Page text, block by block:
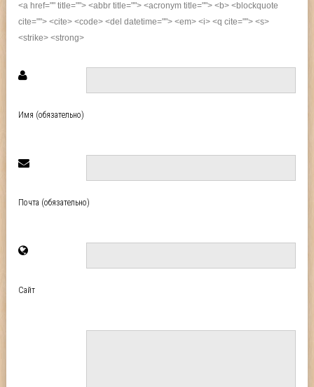
<a href="" title=""> <abbr title=""> <acronym title=""> <b> <blockquote
cite=""> <cite> <code> <del datetime=""> <em> <i> <q cite=""> <s>
<strike> <strong>
Имя (обязательно)
Почта (обязательно)
Сайт